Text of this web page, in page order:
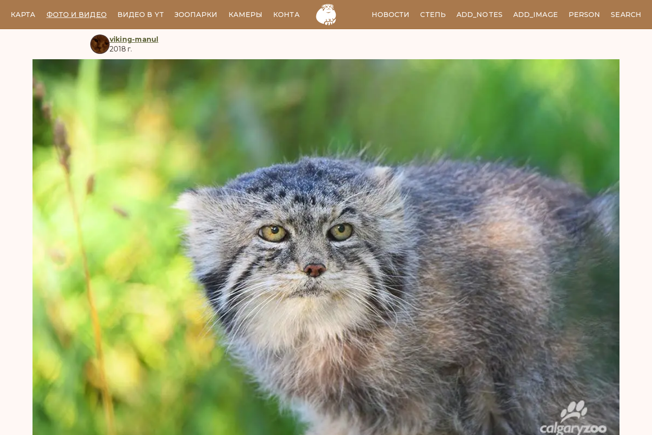
КАРТА ФОТО И ВИДЕО ВИДЕО В YT ЗООПАРКИ КАМЕРЫ КОНТАКТЫ EN НОВОСТИ СТЕПЬ ADD_NOTES ADD_IMAGE PERSON SEARCH
viking-manul
2018 г.